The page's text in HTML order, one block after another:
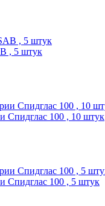
, 5 штук
Спидглас 100 , 10 штук
Спидглас 100 , 5 штук